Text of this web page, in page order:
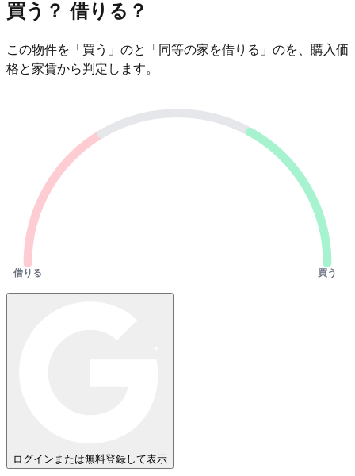
買う？ 借りる？
この物件を「買う」のと「同等の家を借りる」のを、購入価
格と家賃から判定します。
借りる 買う
ログインまたは無料登録して表示